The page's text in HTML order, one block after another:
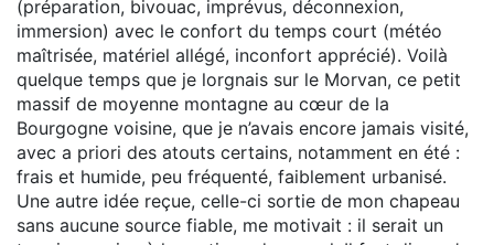
(préparation, bivouac, imprévus, déconnexion,
immersion) avec le confort du temps court (météo
maîtrisée, matériel allégé, inconfort apprécié). Voilà
quelque temps que je lorgnais sur le Morvan, ce petit
massif de moyenne montagne au cœur de la
Bourgogne voisine, que je n’avais encore jamais visité,
avec a priori des atouts certains, notamment en été :
frais et humide, peu fréquenté, faiblement urbanisé.
Une autre idée reçue, celle-ci sortie de mon chapeau
sans aucune source fiable, me motivait : il serait un